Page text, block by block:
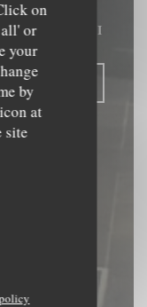
on
or
your
by
at
site
|TOURNAI